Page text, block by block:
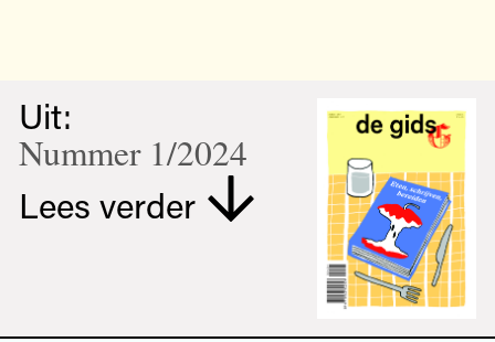
Uit:
Nummer 1/2024
Lees verder